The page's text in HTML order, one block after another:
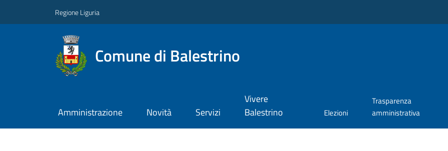
Regione Liguria
Comune di Balestrino
Amministrazione Novità Servizi
Vivere
Balestrino
Elezioni
Trasparenza
amministrativa